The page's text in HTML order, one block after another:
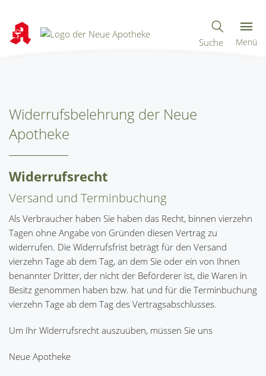
Suche Menü
Widerrufsbelehrung der Neue
Apotheke
Widerrufsrecht
Versand und Terminbuchung
Als Verbraucher haben Sie haben das Recht, binnen vierzehn
Tagen ohne Angabe von Gründen diesen Vertrag zu
widerrufen. Die Widerrufsfrist beträgt für den Versand
vierzehn Tage ab dem Tag, an dem Sie oder ein von Ihnen
benannter Dritter, der nicht der Beförderer ist, die Waren in
Besitz genommen haben bzw. hat und für die Terminbuchung
vierzehn Tage ab dem Tag des Vertragsabschlusses.
Um Ihr Widerrufsrecht auszuüben, müssen Sie uns
Neue Apotheke